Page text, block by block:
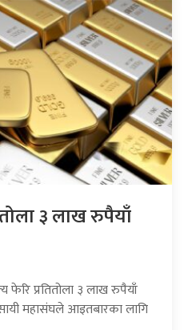
३ लाख रुपैयाँ
प्रतितोला ३ लाख रुपैयाँ
महासंघले आइतबारका लागि